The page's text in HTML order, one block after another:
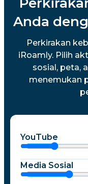
Anda
Perkirakan
iRoamly. Pilih
sosial, peta,
menemukan
YouTube
Media Sosial